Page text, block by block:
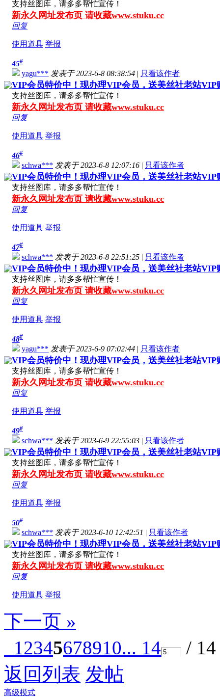
支持丝图库，请多多帮忙宣传！
新永久网址发布页 请收藏www.stuku.cc
回复
使用道具 举报
45#
yagu*** 发表于 2023-6-8 08:38:54 | 只看该作者
VIP会员特价中！现办理VIP会员，送美丝社老站VIP
支持丝图库，请多多帮忙宣传！
新永久网址发布页 请收藏www.stuku.cc
回复
使用道具 举报
46#
schwa*** 发表于 2023-6-8 12:07:16 | 只看该作者
VIP会员特价中！现办理VIP会员，送美丝社老站VIP
支持丝图库，请多多帮忙宣传！
新永久网址发布页 请收藏www.stuku.cc
回复
使用道具 举报
47#
schwa*** 发表于 2023-6-8 22:51:25 | 只看该作者
VIP会员特价中！现办理VIP会员，送美丝社老站VIP
支持丝图库，请多多帮忙宣传！
新永久网址发布页 请收藏www.stuku.cc
回复
使用道具 举报
48#
yagu*** 发表于 2023-6-9 07:02:44 | 只看该作者
VIP会员特价中！现办理VIP会员，送美丝社老站VIP
支持丝图库，请多多帮忙宣传！
新永久网址发布页 请收藏www.stuku.cc
回复
使用道具 举报
49#
schwa*** 发表于 2023-6-9 22:55:03 | 只看该作者
VIP会员特价中！现办理VIP会员，送美丝社老站VIP
支持丝图库，请多多帮忙宣传！
新永久网址发布页 请收藏www.stuku.cc
回复
使用道具 举报
50#
schwa*** 发表于 2023-6-10 12:42:51 | 只看该作者
VIP会员特价中！现办理VIP会员，送美丝社老站VIP
支持丝图库，请多多帮忙宣传！
新永久网址发布页 请收藏www.stuku.cc
回复
使用道具 举报
下一页 »
12345678910... 14
/
返回列表 发帖
高级模式